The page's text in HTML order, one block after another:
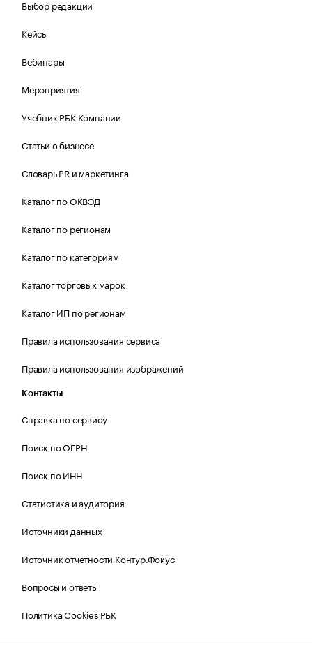
Выбор редакции
Кейсы
Вебинары
Мероприятия
Учебник РБК Компании
Статьи о бизнесе
Словарь PR и маркетинга
Каталог по ОКВЭД
Каталог по регионам
Каталог по категориям
Каталог торговых марок
Каталог ИП по регионам
Правила использования сервиса
Правила использования изображений
Контакты
Справка по сервису
Поиск по ОГРН
Поиск по ИНН
Статистика и аудитория
Источники данных
Источник отчетности Контур.Фокус
Вопросы и ответы
Политика Cookies РБК